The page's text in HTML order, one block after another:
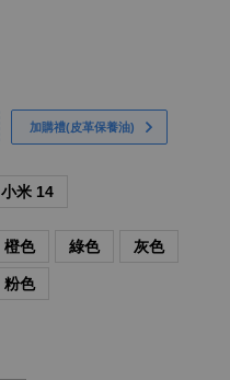
加購禮(皮革保養油)
小米 14
橙色 綠色 灰色
粉色